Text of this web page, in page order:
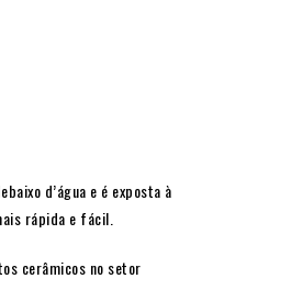
d’água e é exposta à
rápida e fácil.
cerâmicos no setor